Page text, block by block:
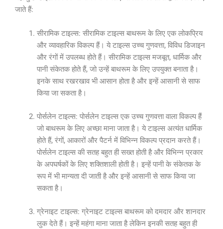
जाते हैं:
सीरामिक टाइल्स: सीरामिक टाइल्स बाथरूम के लिए एक लोकप्रिय
और व्यावहारिक विकल्प हैं। ये टाइल्स उच्च गुणवत्ता, विविध डिजाइन
और रंगों में उपलब्ध होते हैं। सीरामिक टाइल्स मजबूत, धार्मिक और
पानी संकेतक होते हैं, जो उन्हें बाथरूम के लिए उपयुक्त बनाता है।
इनके साथ रखरखाव भी आसान होता है और इन्हें आसानी से साफ
किया जा सकता है।
पोर्सलेन टाइल्स: पोर्सलेन टाइल्स एक उच्च गुणवत्ता वाला विकल्प हैं
जो बाथरूम के लिए अच्छा माना जाता है। ये टाइल्स अत्यंत धार्मिक
होते हैं, रंगों, आकारों और पैटर्न में विभिन्न विकल्प प्रदान करते हैं।
पोर्सलेन टाइल्स की सतह बहुत ही सख्त होती है और विभिन्न प्रकार
के अपघर्षकों के लिए शक्तिशाली होती है। इन्हें पानी के संकेतक के
रूप में भी मान्यता दी जाती है और इन्हें आसानी से साफ किया जा
सकता है।
ग्रेनाइट टाइल्स: ग्रेनाइट टाइल्स बाथरूम को दमदार और शानदार
लुक देते हैं। इन्हें महंगा माना जाता है लेकिन इनकी सतह बहुत ही